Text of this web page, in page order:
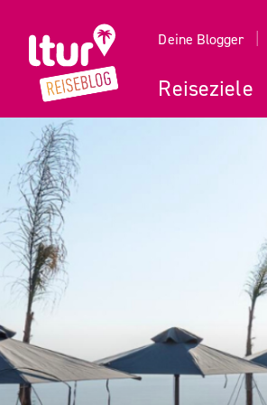
Deine Blogger
Reiseziele